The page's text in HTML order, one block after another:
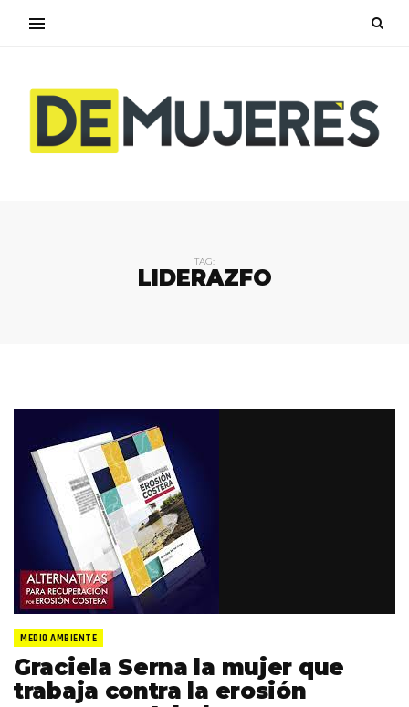
TAG:
LIDERAZFO
MEDIO AMBIENTE
Graciela Serna la mujer que
trabaja contra la erosión